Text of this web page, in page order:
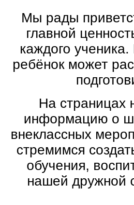
Мы рады
главной
каждого ученика.
ребёнок может
На страницах
информацию о
внеклассных
стремимся
обучения,
нашей дружной